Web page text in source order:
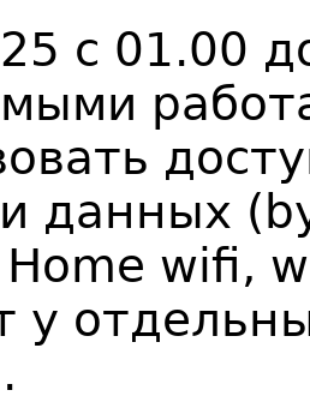
с 01.00
данных ( b
wifi,
у